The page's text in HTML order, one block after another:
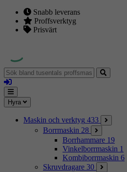
Snabb leverans
Proffsverktyg
Prisvärt
Sök
bland
tusentals
proffsmaskiner
Logga
in
Mina
sidor
Meny
Hyra
Maskin och verktyg 433
Borrmaskin 28
Borrhammare 19
Vinkelborrmaskin 1
Kombiborrmaskin 6
Skruvdragare 30